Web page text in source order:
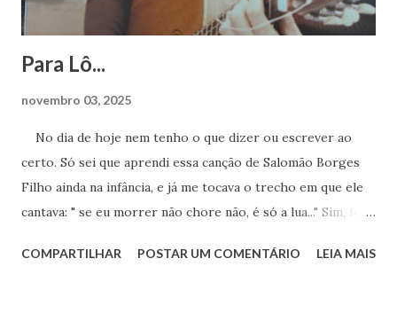
Para Lô...
novembro 03, 2025
No dia de hoje nem tenho o que dizer ou escrever ao
certo. Só sei que aprendi essa canção de Salomão Borges
Filho ainda na infância, e já me tocava o trecho em que ele
cantava: " se eu morrer não chore não, é só a lua..." Sim, foi a
obra. Achei este registro de 2023, num dia que essa música
COMPARTILHAR POSTAR UM COMENTÁRIO LEIA MAIS